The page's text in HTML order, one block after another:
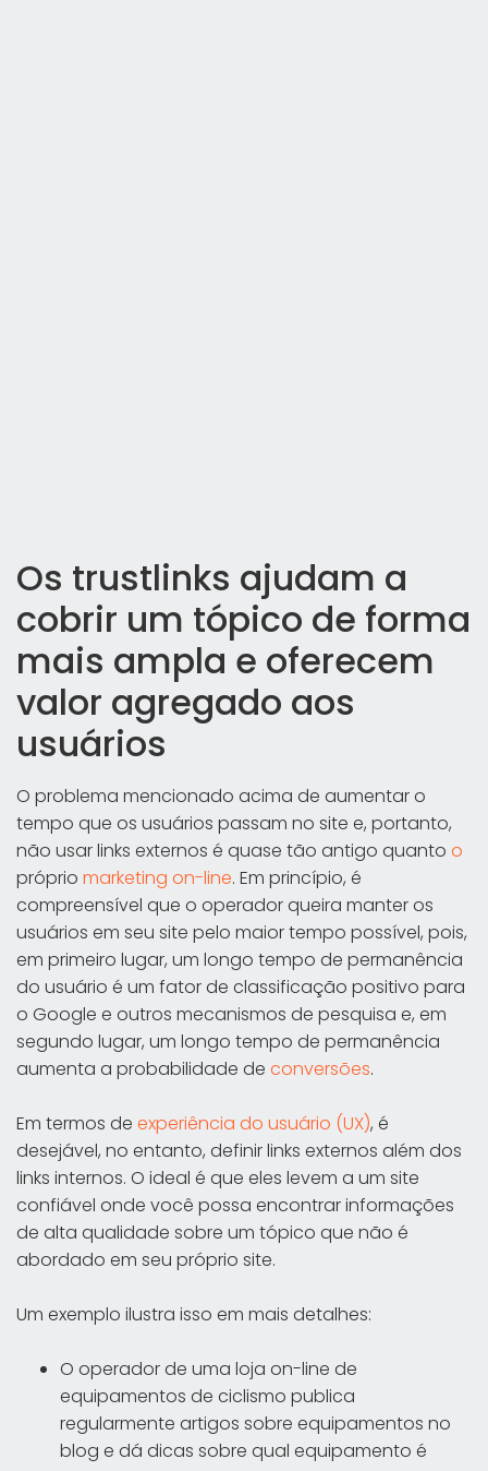
Os trustlinks ajudam a
cobrir um tópico de forma
mais ampla e oferecem
valor agregado aos
usuários
O problema mencionado acima de aumentar o
tempo que os usuários passam no site e, portanto,
não usar links externos é quase tão antigo quanto o
próprio marketing on-line. Em princípio, é
compreensível que o operador queira manter os
usuários em seu site pelo maior tempo possível, pois,
em primeiro lugar, um longo tempo de permanência
do usuário é um fator de classificação positivo para
o Google e outros mecanismos de pesquisa e, em
segundo lugar, um longo tempo de permanência
aumenta a probabilidade de conversões.
Em termos de experiência do usuário (UX), é
desejável, no entanto, definir links externos além dos
links internos. O ideal é que eles levem a um site
confiável onde você possa encontrar informações
de alta qualidade sobre um tópico que não é
abordado em seu próprio site.
Um exemplo ilustra isso em mais detalhes:
O operador de uma loja on-line de
equipamentos de ciclismo publica
regularmente artigos sobre equipamentos no
blog e dá dicas sobre qual equipamento é